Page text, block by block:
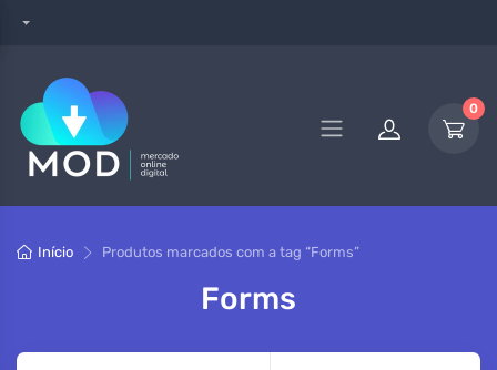
0
Início Produtos marcados com a tag “Forms”
Forms